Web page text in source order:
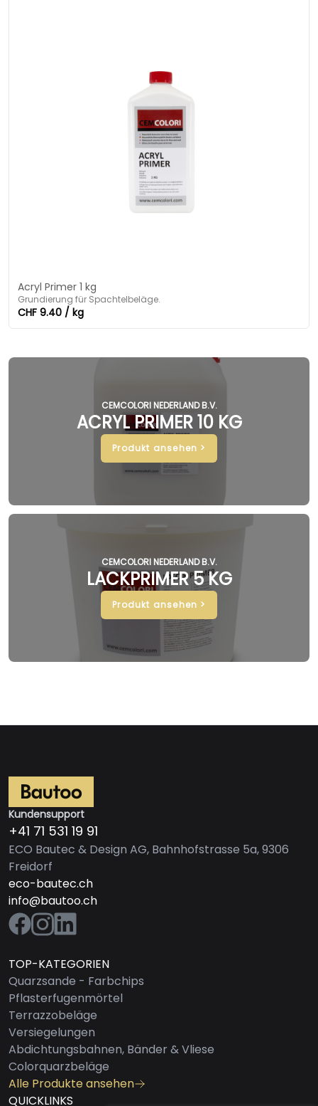
Acryl Primer 1 kg
Grundierung für Spachtelbeläge.
CHF 9.40 / kg
CEMCOLORI NEDERLAND B.V.
ACRYL PRIMER 10 KG
Produkt ansehen >
CEMCOLORI NEDERLAND B.V.
LACKPRIMER 5 KG
Produkt ansehen >
Kundensupport
+41 71 531 19 91
ECO Bautec & Design AG, Bahnhofstrasse 5a, 9306
Freidorf
eco-bautec.ch
info@bautoo.ch
TOP-KATEGORIEN
Quarzsande - Farbchips
Pflasterfugenmörtel
Terrazzobeläge
Versiegelungen
Abdichtungsbahnen, Bänder & Vliese
Colorquarzbeläge
Alle Produkte ansehen
QUICKLINKS